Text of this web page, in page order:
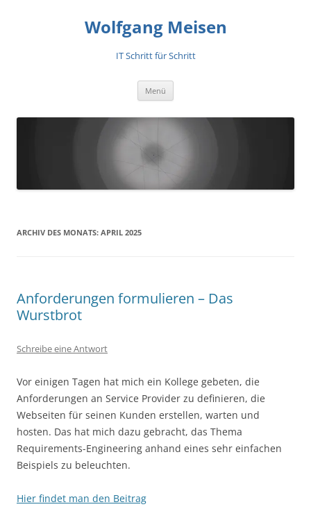
Wolfgang Meisen
IT Schritt für Schritt
Menü
ARCHIV DES MONATS: APRIL 2025
Anforderungen formulieren – Das
Wurstbrot
Schreibe eine Antwort
Vor einigen Tagen hat mich ein Kollege gebeten, die
Anforderungen an Service Provider zu definieren, die
Webseiten für seinen Kunden erstellen, warten und
hosten. Das hat mich dazu gebracht, das Thema
Requirements-Engineering anhand eines sehr einfachen
Beispiels zu beleuchten.
Hier findet man den Beitrag